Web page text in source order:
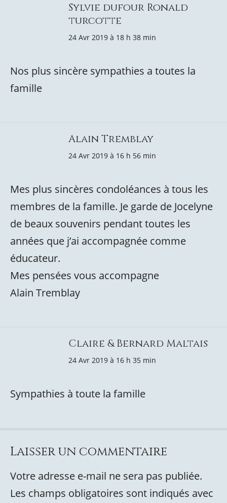
Sylvie dufour Ronald
turcotte
24 Avr 2019 à 18 h 38 min
Nos plus sincère sympathies a toutes la
famille
Alain Tremblay
24 Avr 2019 à 16 h 56 min
Mes plus sincères condoléances à tous les
membres de la famille. Je garde de Jocelyne
de beaux souvenirs pendant toutes les
années que j’ai accompagnée comme
éducateur.
Mes pensées vous accompagne
Alain Tremblay
Claire & Bernard Maltais
24 Avr 2019 à 16 h 35 min
Sympathies à toute la famille
Laisser un commentaire
Votre adresse e-mail ne sera pas publiée.
Les champs obligatoires sont indiqués avec